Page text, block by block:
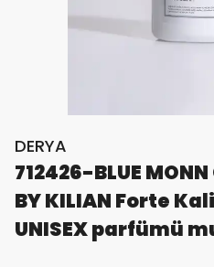
DERYA
712426-BLUE MONN
BY KILIAN Forte
UNISEX parfümü